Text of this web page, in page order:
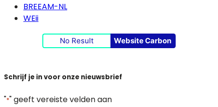
BREEAM-NL
WEii
No Result Website Carbon
Schrijf je in voor onze nieuwsbrief
"*" geeft vereiste velden aan